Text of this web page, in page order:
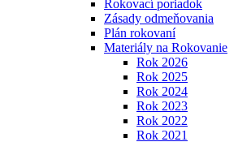
Rokovací poriadok
Zásady odmeňovania
Plán rokovaní
Materiály na Rokovanie
Rok 2026
Rok 2025
Rok 2024
Rok 2023
Rok 2022
Rok 2021